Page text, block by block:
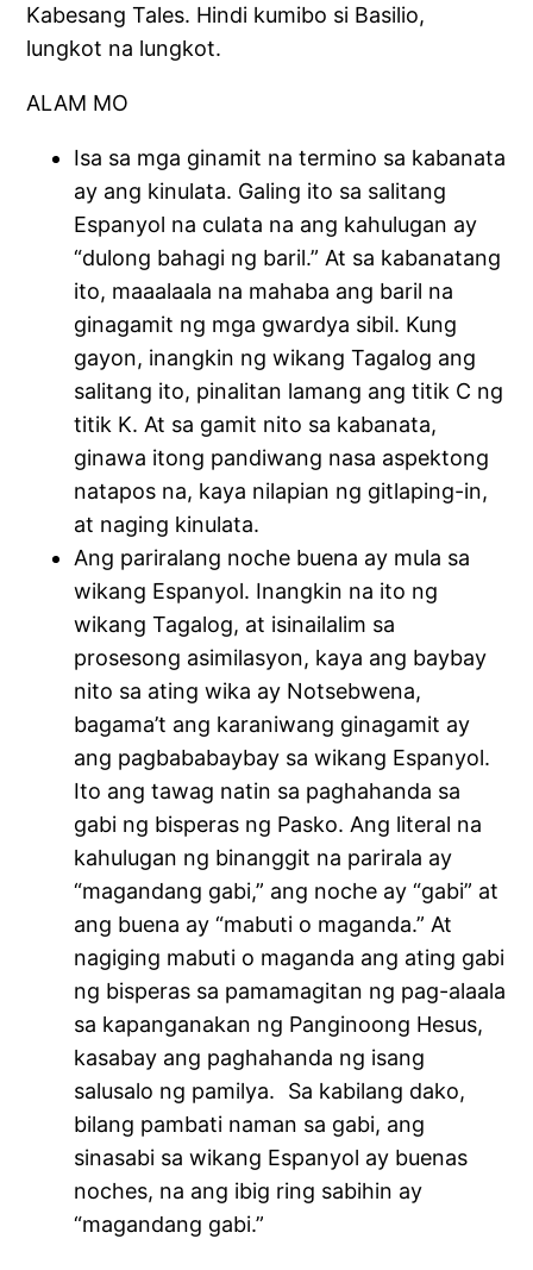
Kabesang Tales. Hindi kumibo si Basilio,
lungkot na lungkot.
ALAM MO
Isa sa mga ginamit na termino sa kabanata
ay ang kinulata. Galing ito sa salitang
Espanyol na culata na ang kahulugan ay
“dulong bahagi ng baril.” At sa kabanatang
ito, maaalaala na mahaba ang baril na
ginagamit ng mga gwardya sibil. Kung
gayon, inangkin ng wikang Tagalog ang
salitang ito, pinalitan lamang ang titik C ng
titik K. At sa gamit nito sa kabanata,
ginawa itong pandiwang nasa aspektong
natapos na, kaya nilapian ng gitlaping-in,
at naging kinulata.
Ang pariralang noche buena ay mula sa
wikang Espanyol. Inangkin na ito ng
wikang Tagalog, at isinailalim sa
prosesong asimilasyon, kaya ang baybay
nito sa ating wika ay Notsebwena,
bagama’t ang karaniwang ginagamit ay
ang pagbababaybay sa wikang Espanyol.
Ito ang tawag natin sa paghahanda sa
gabi ng bisperas ng Pasko. Ang literal na
kahulugan ng binanggit na parirala ay
“magandang gabi,” ang noche ay “gabi” at
ang buena ay “mabuti o maganda.” At
nagiging mabuti o maganda ang ating gabi
ng bisperas sa pamamagitan ng pag-alaala
sa kapanganakan ng Panginoong Hesus,
kasabay ang paghahanda ng isang
salusalo ng pamilya. Sa kabilang dako,
bilang pambati naman sa gabi, ang
sinasabi sa wikang Espanyol ay buenas
noches, na ang ibig ring sabihin ay
“magandang gabi.”